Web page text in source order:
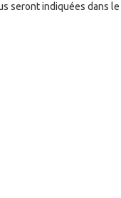
seront indiquées dans le